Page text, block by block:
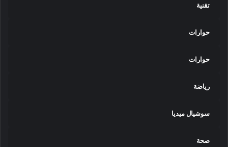
تقنية
حوارات
حوارات
رياضة
سوشيال ميديا
صحة